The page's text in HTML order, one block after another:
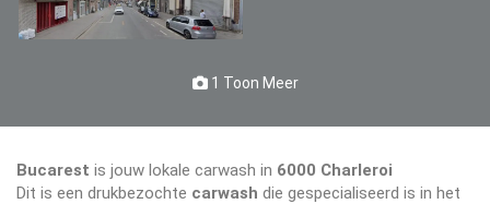
1 Toon Meer
Bucarest is jouw lokale carwash in 6000 Charleroi
Dit is een drukbezochte carwash die gespecialiseerd is in het